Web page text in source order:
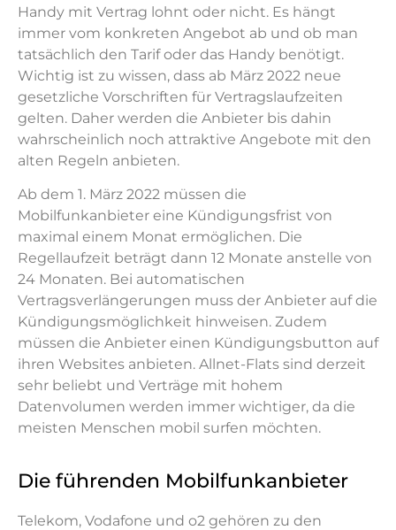
Handy mit Vertrag lohnt oder nicht. Es hängt
immer vom konkreten Angebot ab und ob man
tatsächlich den Tarif oder das Handy benötigt.
Wichtig ist zu wissen, dass ab März 2022 neue
gesetzliche Vorschriften für Vertragslaufzeiten
gelten. Daher werden die Anbieter bis dahin
wahrscheinlich noch attraktive Angebote mit den
alten Regeln anbieten.
Ab dem 1. März 2022 müssen die
Mobilfunkanbieter eine Kündigungsfrist von
maximal einem Monat ermöglichen. Die
Regellaufzeit beträgt dann 12 Monate anstelle von
24 Monaten. Bei automatischen
Vertragsverlängerungen muss der Anbieter auf die
Kündigungsmöglichkeit hinweisen. Zudem
müssen die Anbieter einen Kündigungsbutton auf
ihren Websites anbieten. Allnet-Flats sind derzeit
sehr beliebt und Verträge mit hohem
Datenvolumen werden immer wichtiger, da die
meisten Menschen mobil surfen möchten.
Die führenden Mobilfunkanbieter
Telekom, Vodafone und o2 gehören zu den